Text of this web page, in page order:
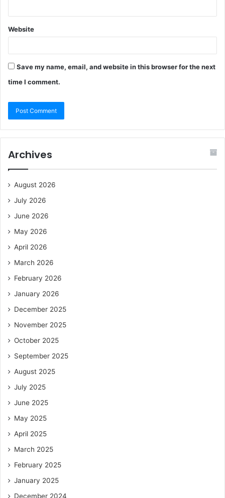
Website
Save my name, email, and website in this browser for the next
time I comment.
Archives
August 2026
July 2026
June 2026
May 2026
April 2026
March 2026
February 2026
January 2026
December 2025
November 2025
October 2025
September 2025
August 2025
July 2025
June 2025
May 2025
April 2025
March 2025
February 2025
January 2025
December 2024